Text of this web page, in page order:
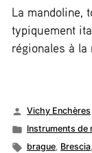
La mandoline,
typiquement
régionales à la
Publié
par
Vichy Enchères
Publié
dans
Instruments de
Étiquettes :
brague, Brescia